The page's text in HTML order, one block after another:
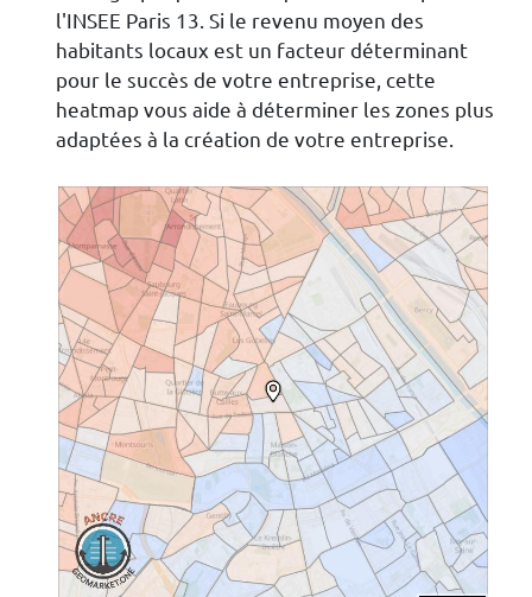
l'INSEE Paris 13. Si le revenu moyen des
habitants locaux est un facteur déterminant
pour le succès de votre entreprise, cette
heatmap vous aide à déterminer les zones plus
adaptées à la création de votre entreprise.